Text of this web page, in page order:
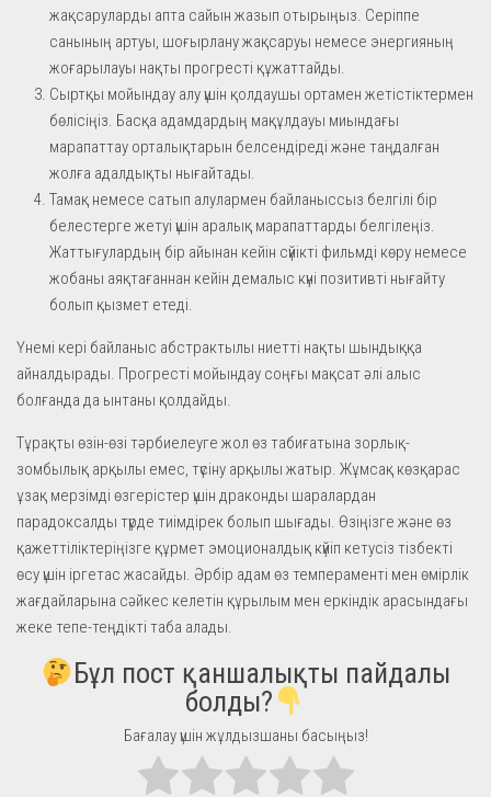
жақсаруларды апта сайын жазып отырыңыз. Серіппе
санының артуы, шоғырлану жақсаруы немесе энергияның
жоғарылауы нақты прогресті құжаттайды.
Сыртқы мойындау алу үшін қолдаушы ортамен жетістіктермен
бөлісіңіз. Басқа адамдардың мақұлдауы миындағы
марапаттау орталықтарын белсендіреді және таңдалған
жолға адалдықты нығайтады.
Тамақ немесе сатып алулармен байланыссыз белгілі бір
белестерге жетуі үшін аралық марапаттарды белгілеңіз.
Жаттығулардың бір айынан кейін сүйікті фильмді көру немесе
жобаны аяқтағаннан кейін демалыс күні позитивті нығайту
болып қызмет етеді.
Үнемі кері байланыс абстрактылы ниетті нақты шындыққа
айналдырады. Прогресті мойындау соңғы мақсат әлі алыс
болғанда да ынтаны қолдайды.
Тұрақты өзін-өзі тәрбиелеуге жол өз табиғатына зорлық-
зомбылық арқылы емес, түсіну арқылы жатыр. Жұмсақ көзқарас
ұзақ мерзімді өзгерістер үшін драконды шаралардан
парадоксалды түрде тиімдірек болып шығады. Өзіңізге және өз
қажеттіліктеріңізге құрмет эмоционалдық күйіп кетусіз тізбекті
өсу үшін іргетас жасайды. Әрбір адам өз темпераменті мен өмірлік
жағдайларына сәйкес келетін құрылым мен еркіндік арасындағы
жеке тепе-теңдікті таба алады.
Бұл пост қаншалықты пайдалы
болды?
Бағалау үшін жұлдызшаны басыңыз!